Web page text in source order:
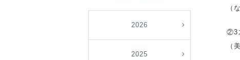
（
②3
（
2026
2025